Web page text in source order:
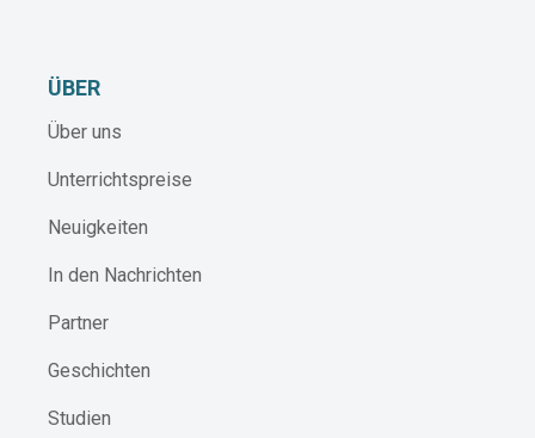
ÜBER
Über uns
Unterrichtspreise
Neuigkeiten
In den Nachrichten
Partner
Geschichten
Studien